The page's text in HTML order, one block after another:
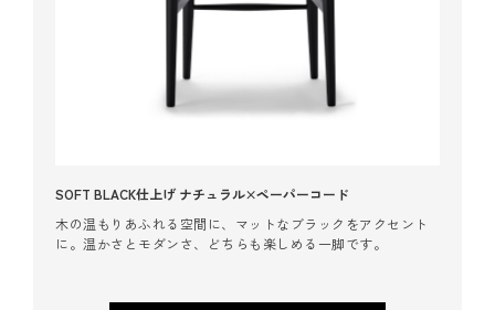
SOFT BLACK仕上げ ナチュラル×ペーパーコード
木の​温もりあふれる​空間に、マットな​ブラックを​アクセント
に。温かさと​モダンさ、​どちらも​楽しめる​一脚です。​